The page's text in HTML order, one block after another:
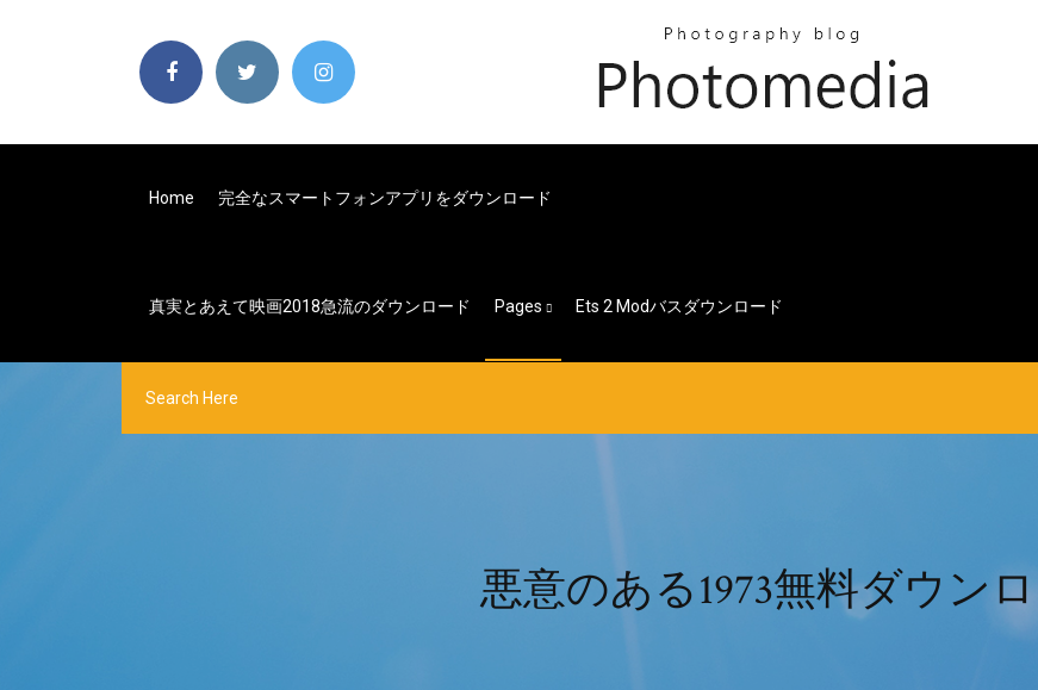
Home 完全なスマートフォンアプリをダウンロード
真実とあえて映画2018急流のダウンロード Pages Ets 2 Modバスダウンロード
悪意のある1973無料ダウン